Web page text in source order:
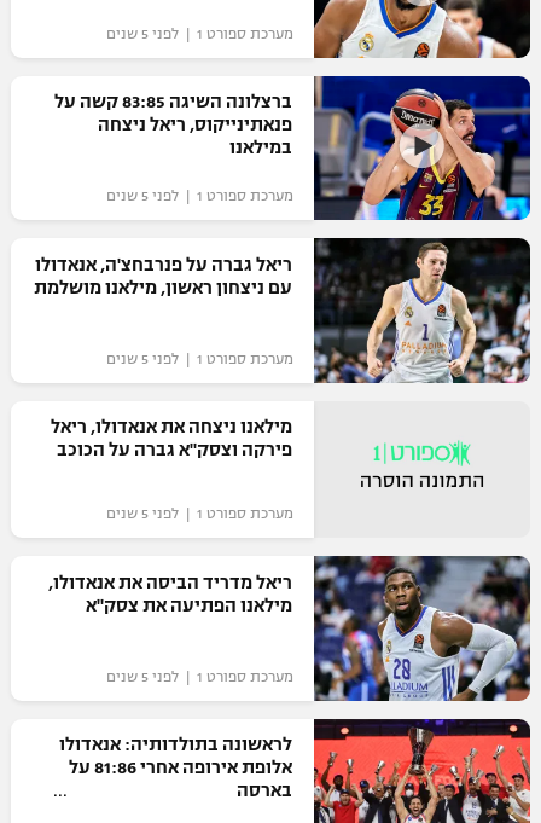
"מחצית בשכונה" – פודקאסט
משתתפים וזוכים בפרסים
תקנון משתתפים וזוכים בפרסים
תקנון עבור פעילות אלקטרה
תקנון עבור פעילות ספורט 1 – "מרלן"
טניס
גיימינג E-Sports
תנאי שימוש
מדיניות פרטיות
רשיון להקרנה פומבית לבית עסק
הצטרפות לחבילת הערוצים
לוח דרושים – ג'ובנט
תגיות
המגזין
אופניים
ספורט מוטורי
כדורמים
פוטבול אמריקאי NFL
בייסבול MLB
ספורט אתגרי ואקסטרים
גיימינג E-Sports
מערכת ספורט 1 | לפני 5 שנים
ברצלונה השיגה 83:85 קשה על
פנאתינייקוס, ריאל ניצחה
במילאנו
מערכת ספורט 1 | לפני 5 שנים
ריאל גברה על פנרבחצ'ה, אנאדולו
עם ניצחון ראשון, מילאנו מושלמת
מערכת ספורט 1 | לפני 5 שנים
מילאנו ניצחה את אנאדולו, ריאל
פירקה וצסק"א גברה על הכוכב
מערכת ספורט 1 | לפני 5 שנים
ריאל מדריד הביסה את אנאדולו,
מילאנו הפתיעה את צסק"א
מערכת ספורט 1 | לפני 5 שנים
לראשונה בתולדותיה: אנאדולו
אלופת אירופה אחרי 81:86 על
בארסה